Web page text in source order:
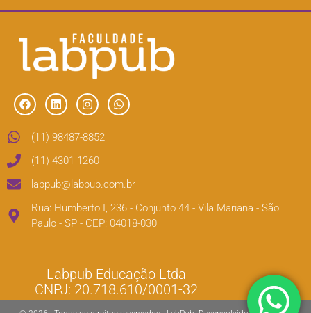
(11) 98487-8852
(11) 4301-1260
labpub@labpub.com.br
Rua: Humberto I, 236 - Conjunto 44 - Vila Mariana - São
Paulo - SP - CEP: 04018-030
Labpub Educação Ltda
CNPJ: 20.718.610/0001-32